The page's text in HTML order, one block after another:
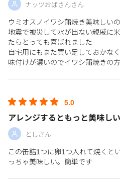
ナッツおばさんさん
ウミオスノイワシ蒲焼き美味しい
地震で被災して水が出ない親戚に
たらとっても喜ばれました
自宅用にもまた買い足しておか
味付けが濃いのでイワシ蒲焼きの
5.0
アレンジするともっと美味しい
としさん
この缶詰1つに卵1つ入れて焼くと
っちゃ美味しい。簡単です